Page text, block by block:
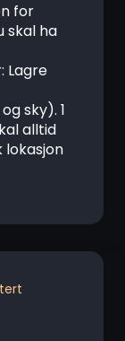
for
skal ha
Lagre
og sky). 1
alltid
lokasjon